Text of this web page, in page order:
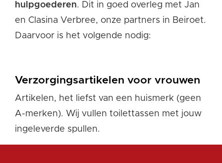
hulpgoederen. Dit in goed overleg met Jan
en Clasina Verbree, onze partners in Beiroet.
Daarvoor is het volgende nodig:
Verzorgingsartikelen voor vrouwen
Artikelen, het liefst van een huismerk (geen
A-merken). Wij vullen toilettassen met jouw
ingeleverde spullen.